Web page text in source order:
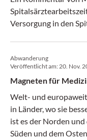
Versorgung in den
Abwanderung
Veröffentlicht am:20. Nov.
Magneten für
Welt- und
in Länder, wo sie
ist es der Norden
Süden und dem